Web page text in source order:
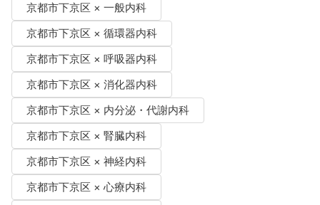
京都市下京区 × 一般内科
京都市下京区 × 循環器内科
京都市下京区 × 呼吸器内科
京都市下京区 × 消化器内科
京都市下京区 × 内分泌・代謝内科
京都市下京区 × 腎臓内科
京都市下京区 × 神経内科
京都市下京区 × 心療内科